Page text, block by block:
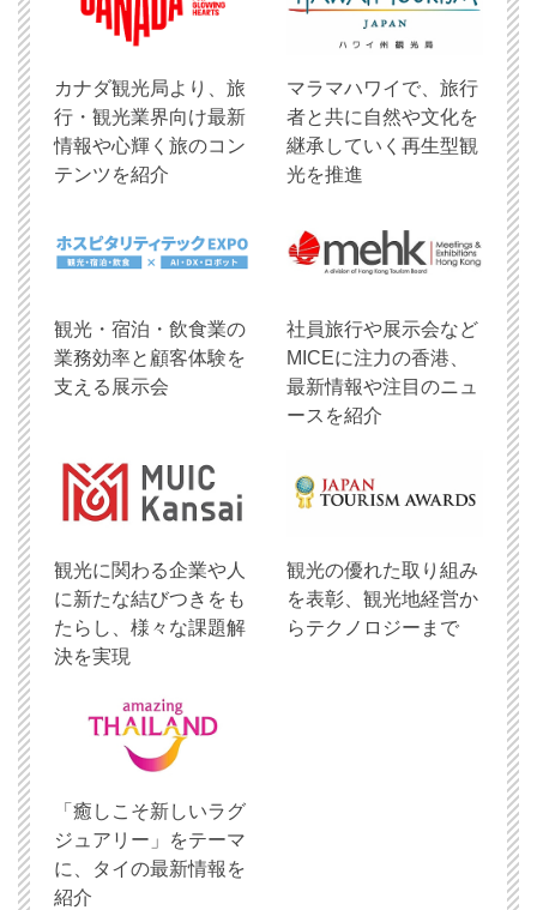
​カナダ観光局より、旅
行・観光業界向け最新
情報や心輝く旅のコン
テンツを紹介
マラマハワイで、旅行
者と共に自然や文化を
継承していく再生型観
光を推進
観光・宿泊・飲食業の
業務効率と顧客体験を
支える展示会
社員旅行や展示会など
MICEに注力の香港、
最新情報や注目のニュ
ースを紹介
観光に関わる企業や人
に新たな結びつきをも
たらし、様々な課題解
決を実現
観光の優れた取り組み
を表彰、観光地経営か
らテクノロジーまで
「癒しこそ新しいラグ
ジュアリー」をテーマ
に、タイの最新情報を
紹介